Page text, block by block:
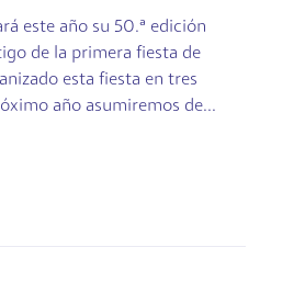
este año su 50.ª edición
de la primera fiesta de
esta fiesta en tres
año asumiremos de...